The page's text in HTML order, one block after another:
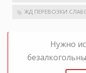
ЖД ПЕРЕВОЗКИ
Нужно